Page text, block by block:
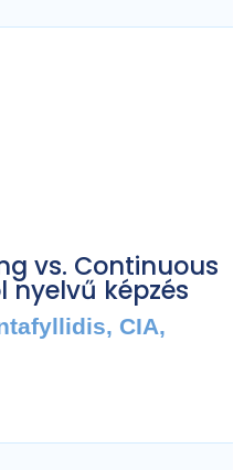
vs. Continuous
nyelvű képzés
CIA,